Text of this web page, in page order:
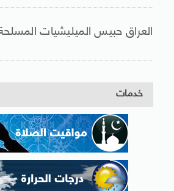
العراق حبيس الميليشيات
خدمات